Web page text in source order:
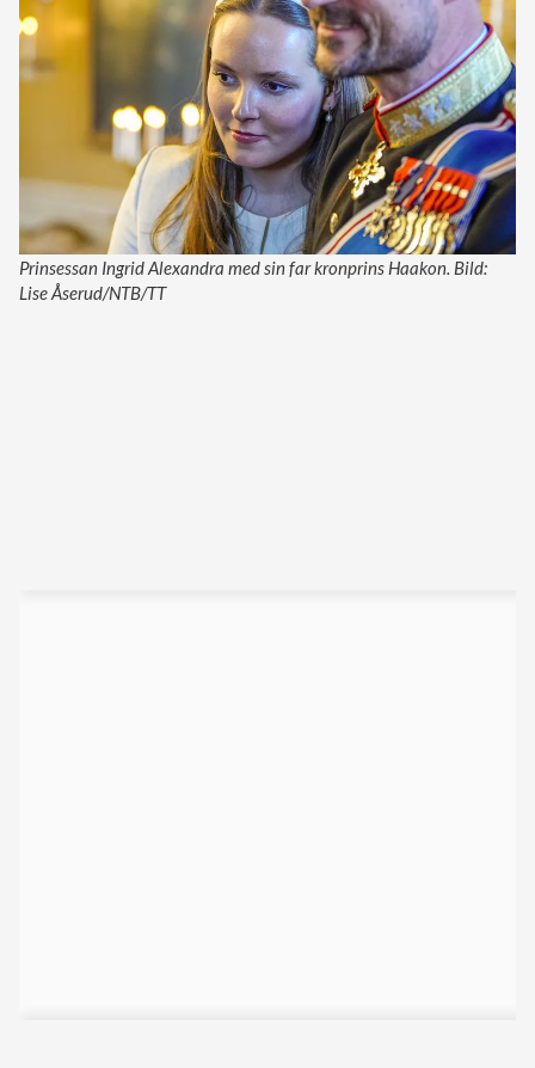
Prinsessan Ingrid Alexandra med sin far kronprins Haakon. Bild:
Lise Åserud/NTB/TT